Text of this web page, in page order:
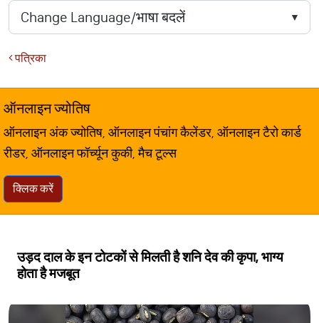
पत्रिका
ऑनलाइन ज्योतिष
ऑनलाइन अंक ज्योतिष, ऑनलाइन पंचांग कैलेंडर, ऑनलाइन टैरो कार्ड
रीडर, ऑनलाइन फॉर्च्यून कुकी, मैच टूल्स
क्लिक करें
उड़द दाल के इन टोटकों से मिलती है शनि देव की कृपा, भाग्य
होता है मजबूत